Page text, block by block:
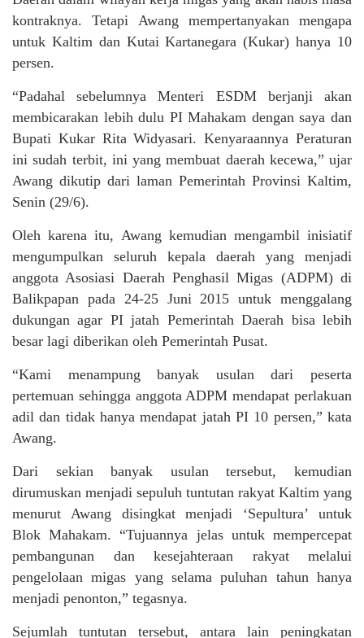
kontraknya. Tetapi Awang mempertanyakan mengapa
untuk Kaltim dan Kutai Kartanegara (Kukar) hanya 10
persen.
“Padahal sebelumnya Menteri ESDM berjanji akan
membicarakan lebih dulu PI Mahakam dengan saya dan
Bupati Kukar Rita Widyasari. Kenyaraannya Peraturan
ini sudah terbit, ini yang membuat daerah kecewa,” ujar
Awang dikutip dari laman Pemerintah Provinsi Kaltim,
Senin (29/6).
Oleh karena itu, Awang kemudian mengambil inisiatif
mengumpulkan seluruh kepala daerah yang menjadi
anggota Asosiasi Daerah Penghasil Migas (ADPM) di
Balikpapan pada 24-25 Juni 2015 untuk menggalang
dukungan agar PI jatah Pemerintah Daerah bisa lebih
besar lagi diberikan oleh Pemerintah Pusat.
“Kami menampung banyak usulan dari peserta
pertemuan sehingga anggota ADPM mendapat perlakuan
adil dan tidak hanya mendapat jatah PI 10 persen,” kata
Awang.
Dari sekian banyak usulan tersebut, kemudian
dirumuskan menjadi sepuluh tuntutan rakyat Kaltim yang
menurut Awang disingkat menjadi ‘Sepultura’ untuk
Blok Mahakam. “Tujuannya jelas untuk mempercepat
pembangunan dan kesejahteraan rakyat melalui
pengelolaan migas yang selama puluhan tahun hanya
menjadi penonton,” tegasnya.
Sejumlah tuntutan tersebut, antara lain peningkatan